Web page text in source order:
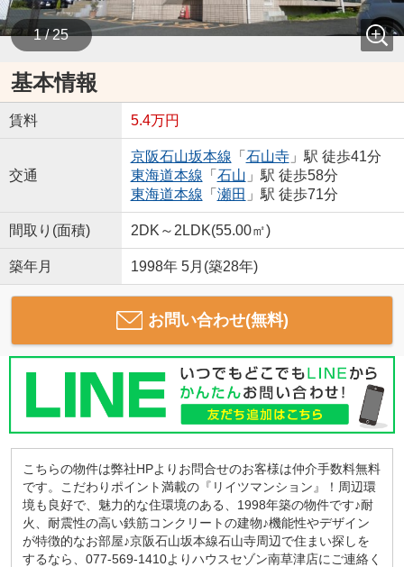
1 / 25
基本情報
賃料 5.4万円
交通
京阪石山坂本線 「 石山寺」駅 徒歩41分
東海道本線 「 石山 」駅 徒歩58分
東海道本線 「 瀬田 」駅 徒歩71分
間取り(面積) 2DK～2LDK(55.00㎡)
築年月 1998年 5月(築28年)
お問い合わせ(無料)
こちらの物件は弊社HPよりお問合せのお客様は仲介手数料無料
です。こだわりポイント満載の『リイツマンション』！周辺環
境も良好で、魅力的な住環境のある、1998年築の物件です♪耐
火、耐震性の高い鉄筋コンクリートの建物♪機能性やデザイン
が特徴的なお部屋♪京阪石山坂本線石山寺周辺で住まい探しを
するなら、077-569-1410よりハウスセゾン南草津店にご連絡く